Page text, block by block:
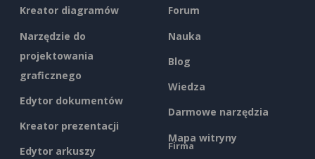
Kreator diagramów
Narzędzie do
projektowania
graficznego
Edytor dokumentów
Kreator prezentacji
Edytor arkuszy
Forum
Nauka
Blog
Wiedza
Darmowe narzędzia
Mapa witryny
Firma